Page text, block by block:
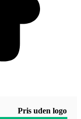
Pris uden logo